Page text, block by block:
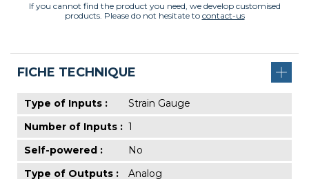
If you cannot find the product you need, we develop customised
products. Please do not hesitate to contact-us
FICHE TECHNIQUE
Type of Inputs :
Strain Gauge
Number of Inputs : 1
Self-powered :
No
Type of Outputs :
Analog